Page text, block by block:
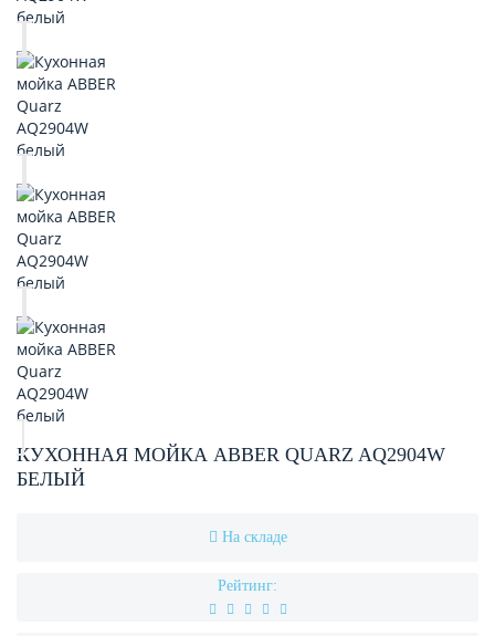
КУХОННАЯ МОЙКА ABBER QUARZ AQ2904W
БЕЛЫЙ
На складе
Рейтинг: